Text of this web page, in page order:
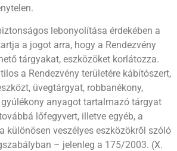
lebonyolítása érdekében a
a jogot arra, hogy a Rendezvény
tárgyakat, eszközöket korlátozza.
a Rendezvény területére kábítószert,
üvegtárgyat, robbanékony,
anyagot tartalmazó tárgyat
lőfegyvert, illetve egyéb, a
különösen veszélyes eszközökről szóló
– jelenleg a 175/2003. (X.